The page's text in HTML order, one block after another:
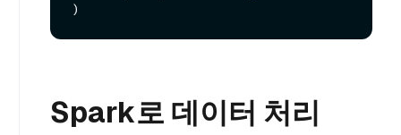
Spark로 데이터 처리